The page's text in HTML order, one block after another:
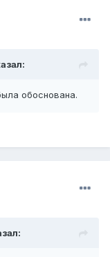
обоснована.